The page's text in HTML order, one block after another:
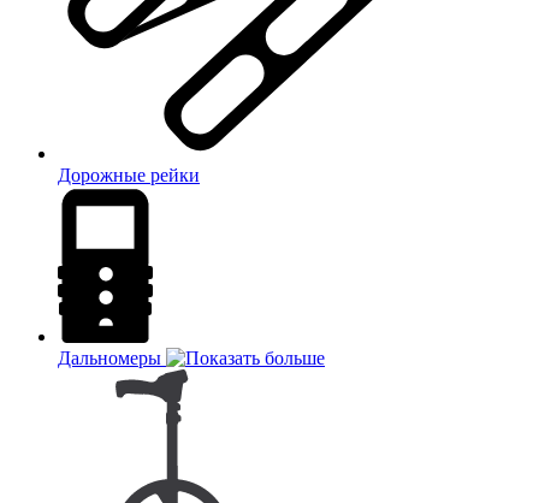
Дорожные рейки
Дальномеры